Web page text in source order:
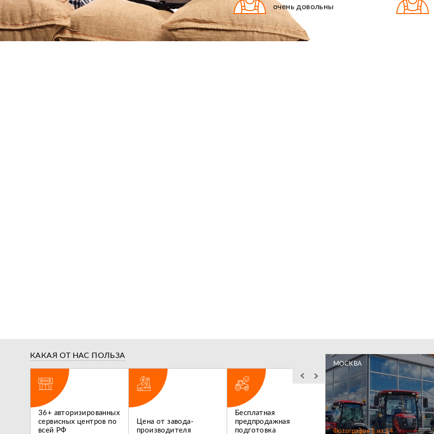
очень довольны
КАКАЯ ОТ НАС ПОЛЬЗА
36+ авторизированных
сервисных центров по
всей РФ
Цена от завода-
производителя
Бесплатная
предпродажная
подготовка
Льготное
послегарантийное
обслуживание
МОСКВА
Фотография1 из24